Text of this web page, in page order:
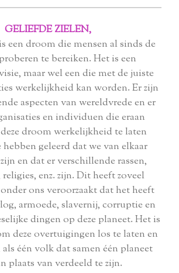
GELIEFDE ZIELEN,
een droom die mensen al sinds de
te bereiken. Het is een
maar wel een die met de juiste
werkelijkheid kan worden. Er zijn
aspecten van wereldvrede en er
en individuen die eraan
droom werkelijkheid te laten
geleerd dat we van elkaar
en dat er verschillende rassen,
enz. zijn. Dit heeft zoveel
ons veroorzaakt dat het heeft
armoede, slavernij, corruptie en
dingen op deze planeet. Het is
deze overtuigingen los te laten en
als één volk dat samen één planeet
plaats van verdeeld te zijn.